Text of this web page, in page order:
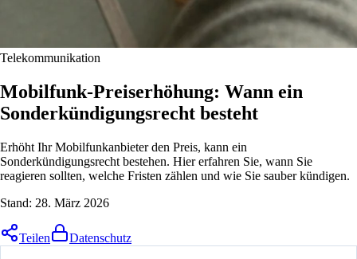
Telekommunikation
Mobilfunk-Preiserhöhung: Wann ein
Sonderkündigungsrecht besteht
Erhöht Ihr Mobilfunkanbieter den Preis, kann ein
Sonderkündigungsrecht bestehen. Hier erfahren Sie, wann Sie
reagieren sollten, welche Fristen zählen und wie Sie sauber kündigen.
Stand: 28. März 2026
Teilen Datenschutz